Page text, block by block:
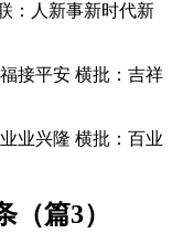
：人新事新时代新
接平安 横批：吉祥
业兴隆 横批：百业
篇3）